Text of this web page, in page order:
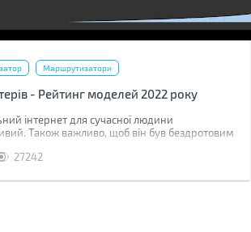
Маршрутизатори
- Рейтинг моделей 2022 року
інтернет для сучасної людини
Також важливо, щоб він був бездротовим
пристроїв та економія на мобільному
27242